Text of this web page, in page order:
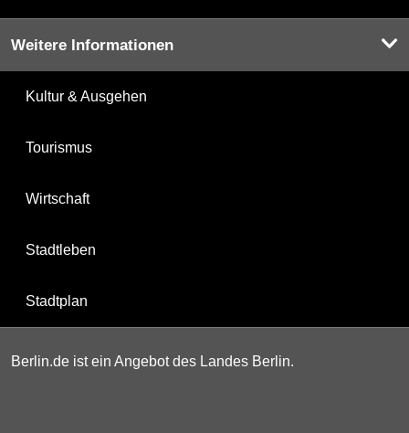
Weitere Informationen
Kultur & Ausgehen
Tourismus
Wirtschaft
Stadtleben
Stadtplan
Berlin.de ist ein Angebot des Landes Berlin.